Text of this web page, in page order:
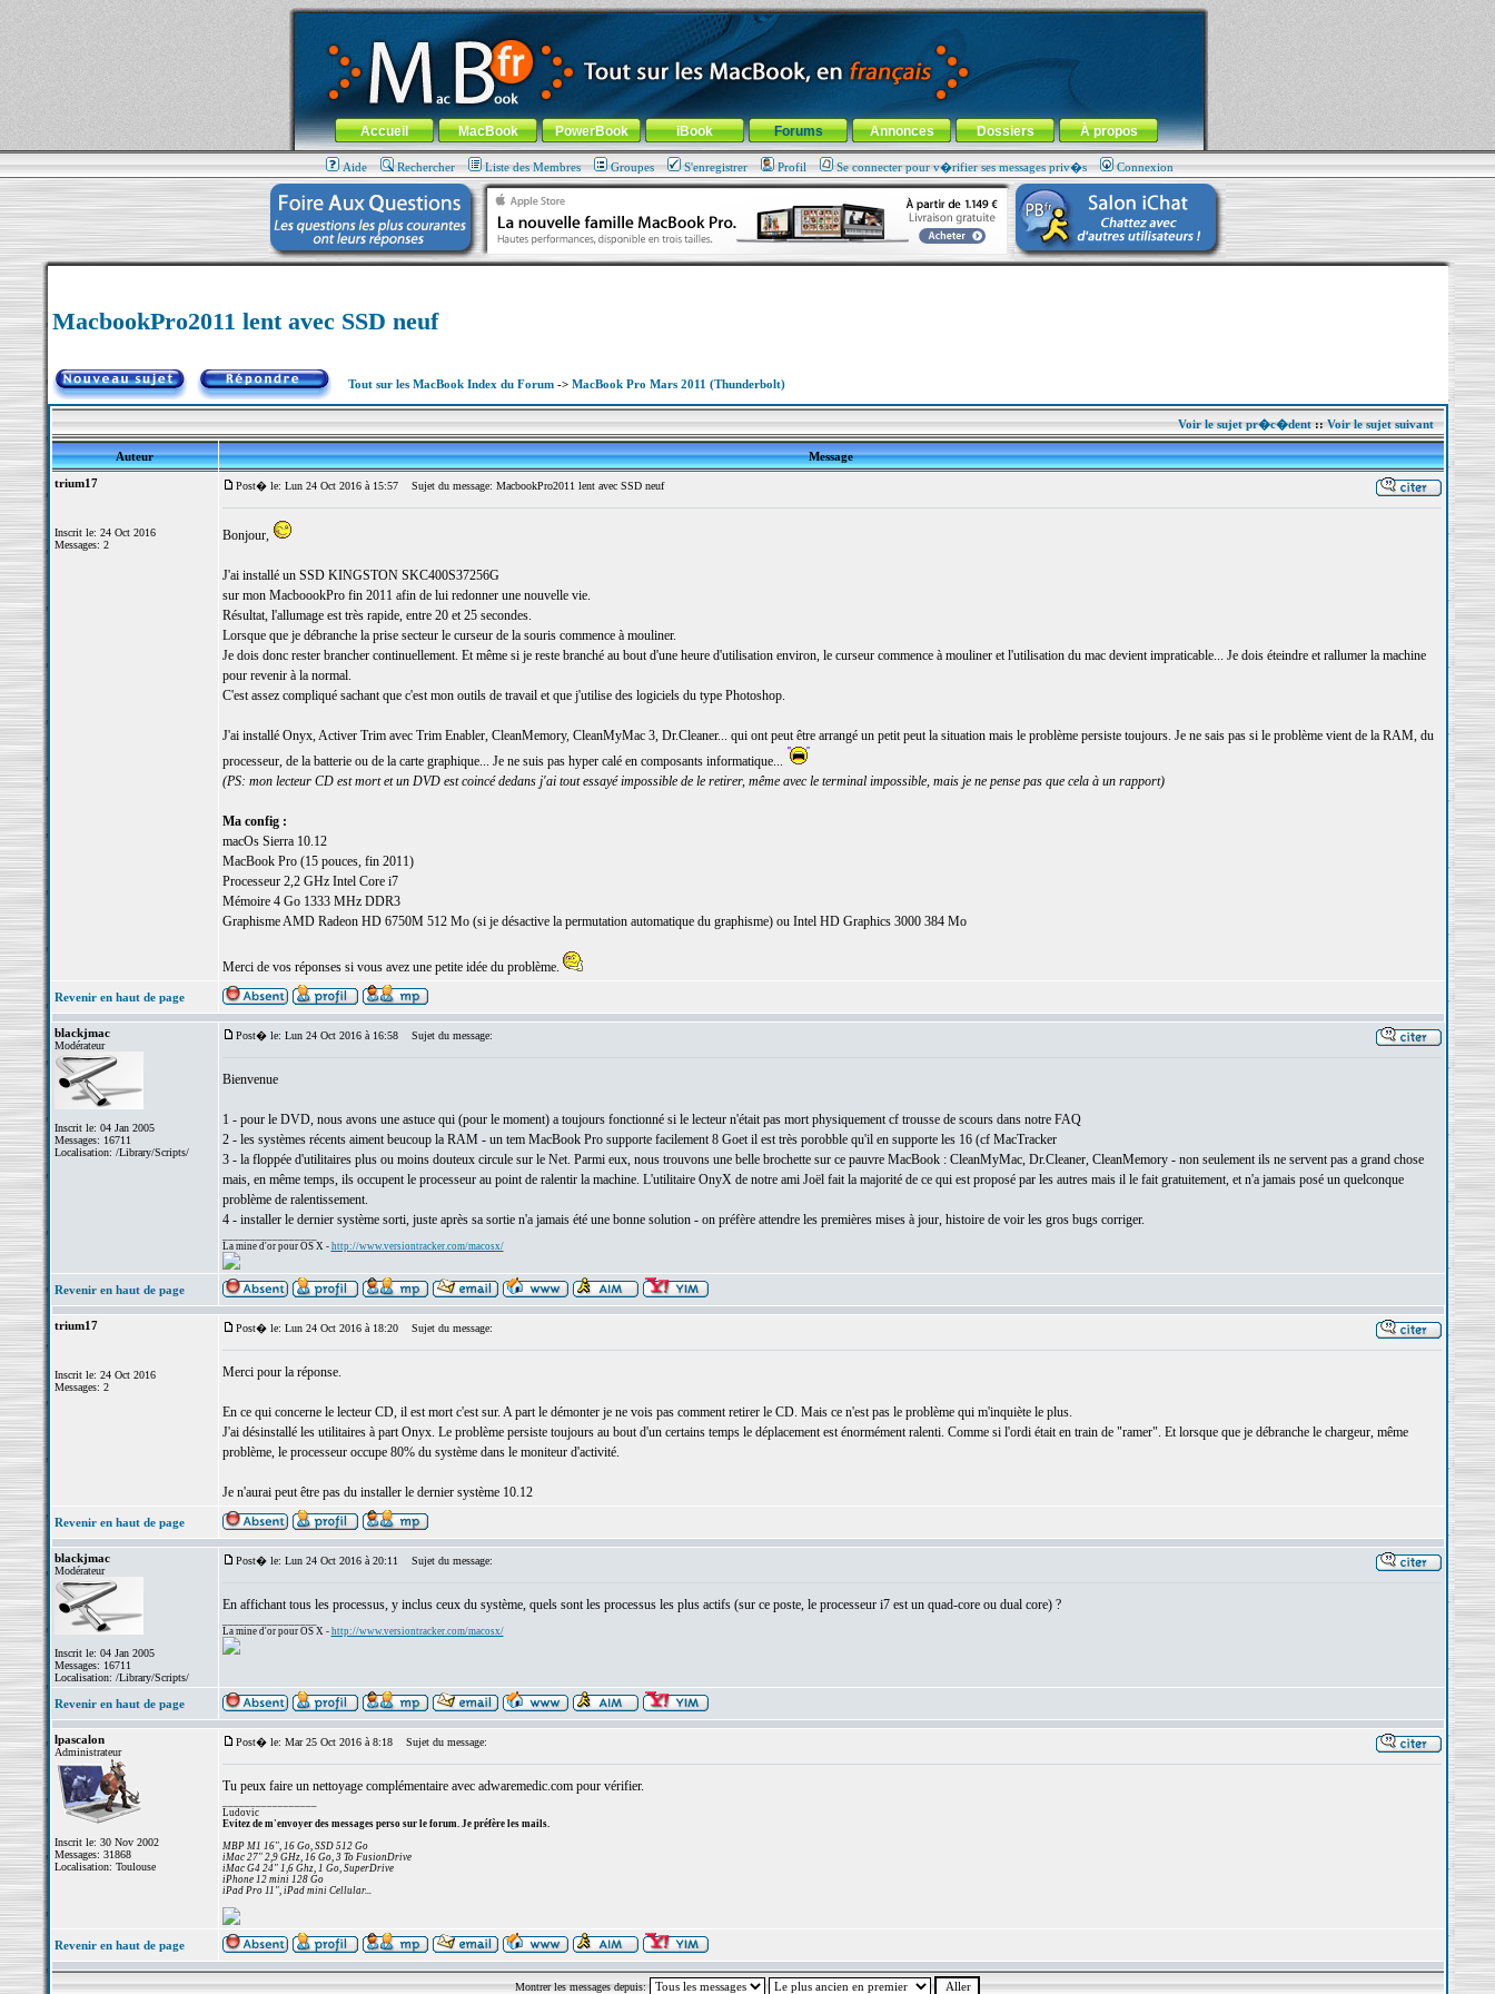
MacBook-fr.com : 100% Apple... 100% nomade !
Aller au contenu-Aller au menu général-Aller au menu de la rubrique
Menu général
Accueil MacBook PowerBook iBook Forums Annonces Dossiers À propos
Aide Rechercher Liste des Membres Groupes S'enregistrer Profil Se connecter pour v�rifier ses messages priv�s Connexion
MacbookPro2011 lent avec SSD neuf
Tout sur les MacBook Index du Forum-> MacBook Pro Mars 2011 (Thunderbolt)
Voir le sujet pr�c�dent::Voir le sujet suivant
Auteur
Message
trium17
Inscrit le: 24 Oct 2016
Messages: 2
Post� le: Lun 24 Oct 2016 à 15:57 Sujet du message: MacbookPro2011 lent avec SSD neuf
Bonjour,
J'ai installé un SSD KINGSTON SKC400S37256G
sur mon MacboookPro fin 2011 afin de lui redonner une nouvelle vie.
Résultat, l'allumage est très rapide, entre 20 et 25 secondes.
Lorsque que je débranche la prise secteur le curseur de la souris commence à mouliner.
Je dois donc rester brancher continuellement. Et même si je reste branché au bout d'une heure d'utilisation environ, le curseur commence à mouliner et l'utilisation du mac devient impraticable... Je dois éteindre et rallumer la machine
pour revenir à la normal.
C'est assez compliqué sachant que c'est mon outils de travail et que j'utilise des logiciels du type Photoshop.
J'ai installé Onyx, Activer Trim avec Trim Enabler, CleanMemory, CleanMyMac 3, Dr.Cleaner... qui ont peut être arrangé un petit peut la situation mais le problème persiste toujours. Je ne sais pas si le problème vient de la RAM, du
processeur, de la batterie ou de la carte graphique... Je ne suis pas hyper calé en composants informatique...
(PS: mon lecteur CD est mort et un DVD est coincé dedans j'ai tout essayé impossible de le retirer, même avec le terminal impossible, mais je ne pense pas que cela à un rapport)
Ma config :
macOs Sierra 10.12
MacBook Pro (15 pouces, fin 2011)
Processeur 2,2 GHz Intel Core i7
Mémoire 4 Go 1333 MHz DDR3
Graphisme AMD Radeon HD 6750M 512 Mo (si je désactive la permutation automatique du graphisme) ou Intel HD Graphics 3000 384 Mo
Merci de vos réponses si vous avez une petite idée du problème.
Revenir en haut de page
blackjmac
Modérateur
Inscrit le: 04 Jan 2005
Messages: 16711
Localisation: /Library/Scripts/
Post� le: Lun 24 Oct 2016 à 16:58 Sujet du message:
Bienvenue
1 - pour le DVD, nous avons une astuce qui (pour le moment) a toujours fonctionné si le lecteur n'était pas mort physiquement cf trousse de scours dans notre FAQ
2 - les systèmes récents aiment beucoup la RAM - un tem MacBook Pro supporte facilement 8 Goet il est très porobble qu'il en supporte les 16 (cf MacTracker
3 - la floppée d'utilitaires plus ou moins douteux circule sur le Net. Parmi eux, nous trouvons une belle brochette sur ce pauvre MacBook : CleanMyMac, Dr.Cleaner, CleanMemory - non seulement ils ne servent pas a grand chose
mais, en même temps, ils occupent le processeur au point de ralentir la machine. L'utilitaire OnyX de notre ami Joël fait la majorité de ce qui est proposé par les autres mais il le fait gratuitement, et n'a jamais posé un quelconque
problème de ralentissement.
4 - installer le dernier système sorti, juste après sa sortie n'a jamais été une bonne solution - on préfère attendre les premières mises à jour, histoire de voir les gros bugs corriger.
La mine d'or pour OS X - http://www.versiontracker.com/macosx/
Revenir en haut de page
trium17
Inscrit le: 24 Oct 2016
Messages: 2
Post� le: Lun 24 Oct 2016 à 18:20 Sujet du message:
Merci pour la réponse.
En ce qui concerne le lecteur CD, il est mort c'est sur. A part le démonter je ne vois pas comment retirer le CD. Mais ce n'est pas le problème qui m'inquiète le plus.
J'ai désinstallé les utilitaires à part Onyx. Le problème persiste toujours au bout d'un certains temps le déplacement est énormément ralenti. Comme si l'ordi était en train de "ramer". Et lorsque que je débranche le chargeur, même
problème, le processeur occupe 80% du système dans le moniteur d'activité.
Je n'aurai peut être pas du installer le dernier système 10.12
Revenir en haut de page
blackjmac
Modérateur
Inscrit le: 04 Jan 2005
Messages: 16711
Localisation: /Library/Scripts/
Post� le: Lun 24 Oct 2016 à 20:11 Sujet du message:
En affichant tous les processus, y inclus ceux du système, quels sont les processus les plus actifs (sur ce poste, le processeur i7 est un quad-core ou dual core) ?
La mine d'or pour OS X - http://www.versiontracker.com/macosx/
Revenir en haut de page
lpascalon
Administrateur
Inscrit le: 30 Nov 2002
Messages: 31868
Localisation: Toulouse
Post� le: Mar 25 Oct 2016 à 8:18 Sujet du message:
Tu peux faire un nettoyage complémentaire avec adwaremedic.com pour vérifier.
Ludovic
Evitez de m'envoyer des messages perso sur le forum. Je préfère les mails.
MBP M1 16", 16 Go, SSD 512 Go
iMac 27" 2,9 GHz, 16 Go, 3 To FusionDrive
iMac G4 24" 1,6 Ghz, 1 Go, SuperDrive
iPhone 12 mini 128 Go
iPad Pro 11", iPad mini Cellular...
Revenir en haut de page
Montrer les messages depuis: